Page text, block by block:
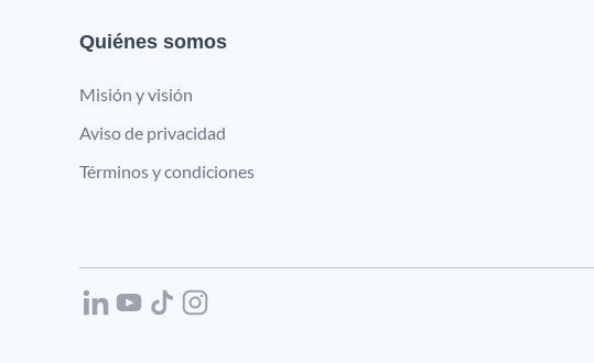
Quiénes somos
Misión y visión
Aviso de privacidad
Términos y condiciones